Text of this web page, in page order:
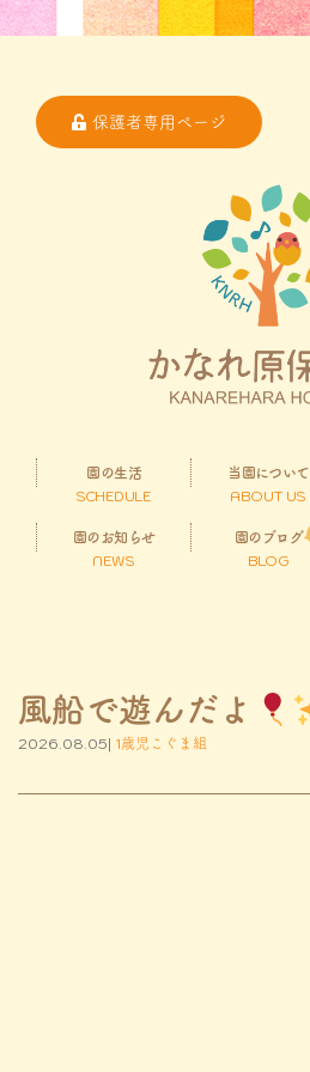
保護者専用ページ
園の生活
SCHEDULE
当園について
ABOUT US
園のお知らせ
NEWS
園のブログ
BLOG
風船で遊んだよ
2026.08.05| 1歳児こぐま組